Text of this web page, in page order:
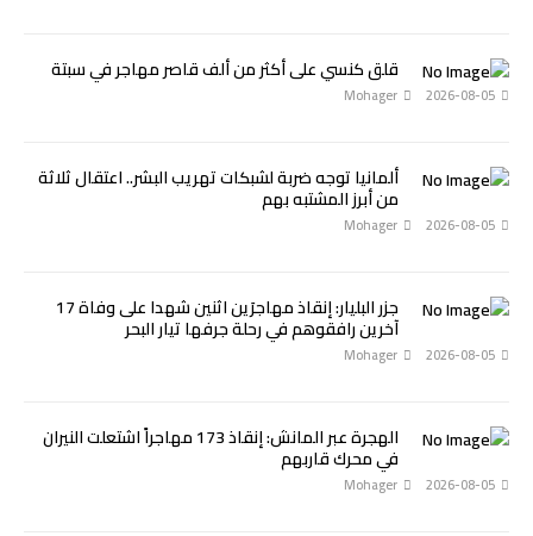
قلق كنسي على أكثر من ألف قاصر مهاجر في سبتة
2026-08-05
Mohager
ألمانيا توجه ضربة لشبكات تهريب البشر.. اعتقال ثلاثة
من أبرز المشتبه بهم
2026-08-05
Mohager
جزر البليار: إنقاذ مهاجرَين اثنين شهدا على وفاة 17
آخرين رافقوهم في رحلة جرفها تيار البحر
2026-08-05
Mohager
الهجرة عبر المانش: إنقاذ 173 مهاجراً اشتعلت النيران
في محرك قاربهم
2026-08-05
Mohager